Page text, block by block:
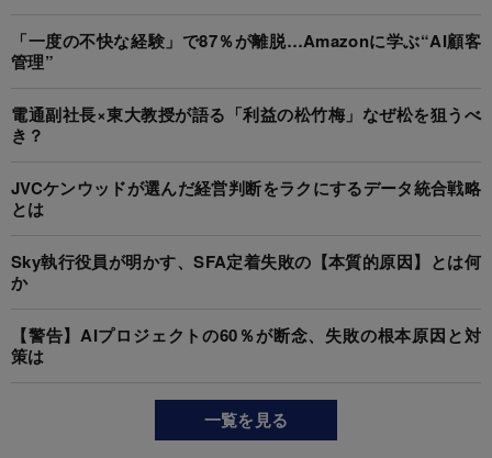
「一度の不快な経験」で87％が離脱…Amazonに学ぶ“AI顧客
管理”
電通副社長×東大教授が語る「利益の松竹梅」なぜ松を狙うべ
き？
JVCケンウッドが選んだ経営判断をラクにするデータ統合戦略
とは
Sky執行役員が明かす、SFA定着失敗の【本質的原因】とは何
か
【警告】AIプロジェクトの60％が断念、失敗の根本原因と対
策は
一覧を見る